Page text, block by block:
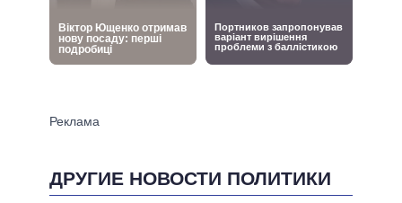
ДРУГИЕ НОВОСТИ ПОЛИТИКИ